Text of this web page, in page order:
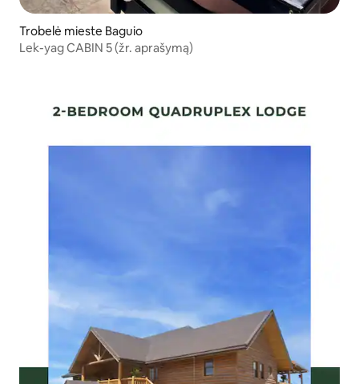
Trobelė mieste Baguio
Lek-yag CABIN 5 (žr. aprašymą)